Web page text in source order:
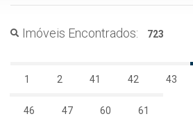
Imóveis Encontrados: 723
1 2
41
42 43
46 47 60 61